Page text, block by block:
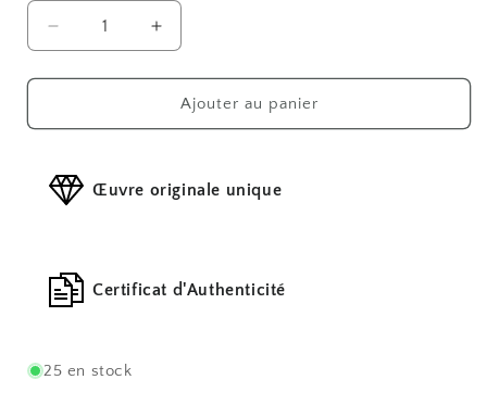
Réduire
la
quantité
Le
des
Vents
Augmenter
la
quantité
Le
Vents
Ajouter au panier
Œuvre originale unique
Certificat d'Authenticité
25 en stock